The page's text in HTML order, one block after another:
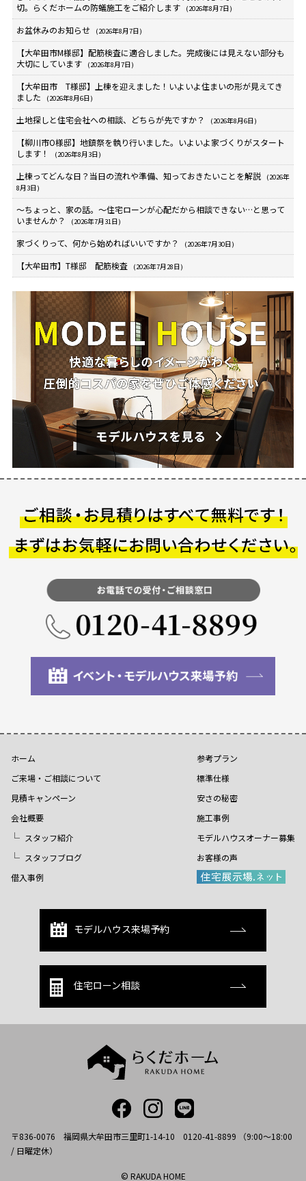
切。らくだホームの防蟻施工をご紹介します
(2026年8月7日)
お盆休みのお知らせ (2026年8月7日)
【大牟田市M様邸】配筋検査に適合しました。完成後には見えない部分も
大切にしています
(2026年8月7日)
【大牟田市 T様邸】上棟を迎えました！いよいよ住まいの形が見えてき
ました
(2026年8月6日)
土地探しと住宅会社への相談、どちらが先ですか？ (2026年8月6日)
【柳川市O様邸】地鎮祭を執り行いました。いよいよ家づくりがスタート
します！
(2026年8月3日)
上棟ってどんな日？当日の流れや準備、知っておきたいことを解説
(2026年
8月3日)
～ちょっと、家の話。～住宅ローンが心配だから相談できない…と思って
いませんか？
(2026年7月31日)
家づくりって、何から始めればいいですか？ (2026年7月30日)
【大牟田市】T様邸 配筋検査 (2026年7月28日)
ホーム
ご来場・ご相談について
見積キャンペーン
会社概要
スタッフ紹介
スタッフブログ
借入事例
参考プラン
標準仕様
安さの秘密
施工事例
モデルハウスオーナー募集
お客様の声
モデルハウス来場予約
住宅ローン相談
〒836-0076 福岡県大牟田市三里町1-14-10 0120-41-8899 （9:00～18:00
/ 日曜定休）
© RAKUDA HOME